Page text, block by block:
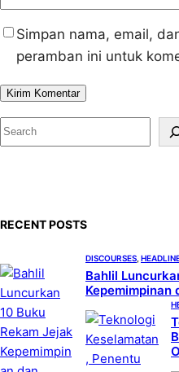
Simpan nama, email,
peramban ini untuk
S
e
RECENT POSTS
DISCOURSES
Bahlil
Kepemimpinan